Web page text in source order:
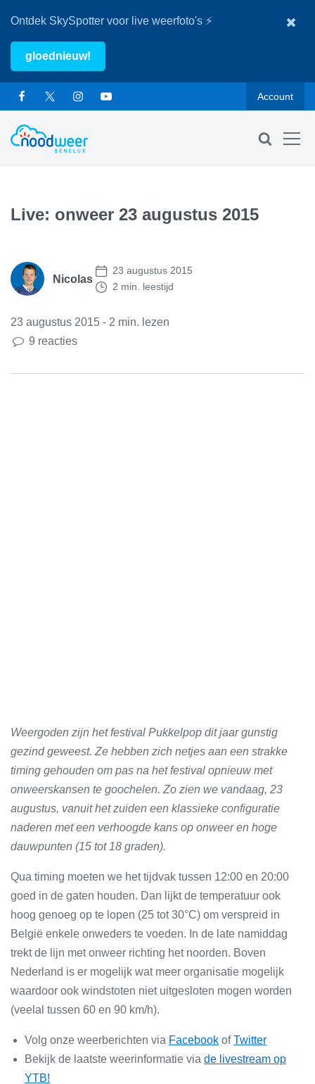
Ontdek SkySpotter voor live weerfoto's ⚡
gloednieuw!
Account
Live: onweer 23 augustus 2015
Nicolas
23 augustus 2015
2 min. leestijd
23 augustus 2015 - 2 min. lezen
9 reacties
Weergoden zijn het festival Pukkelpop dit jaar gunstig
gezind geweest. Ze hebben zich netjes aan een strakke
timing gehouden om pas na het festival opnieuw met
onweerskansen te goochelen. Zo zien we vandaag, 23
augustus, vanuit het zuiden een klassieke configuratie
naderen met een verhoogde kans op onweer en hoge
dauwpunten (15 tot 18 graden).
Qua timing moeten we het tijdvak tussen 12:00 en 20:00
goed in de gaten houden. Dan lijkt de temperatuur ook
hoog genoeg op te lopen (25 tot 30°C) om verspreid in
België enkele onweders te voeden. In de late namiddag
trekt de lijn met onweer richting het noorden. Boven
Nederland is er mogelijk wat meer organisatie mogelijk
waardoor ook windstoten niet uitgesloten mogen worden
(veelal tussen 60 en 90 km/h).
Volg onze weerberichten via Facebook ofTwitter
Bekijk de laatste weerinformatie via de livestream op
YTB!